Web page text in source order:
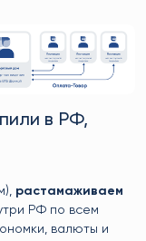
в РФ,
растамаживаем
РФ по всем
валюты и